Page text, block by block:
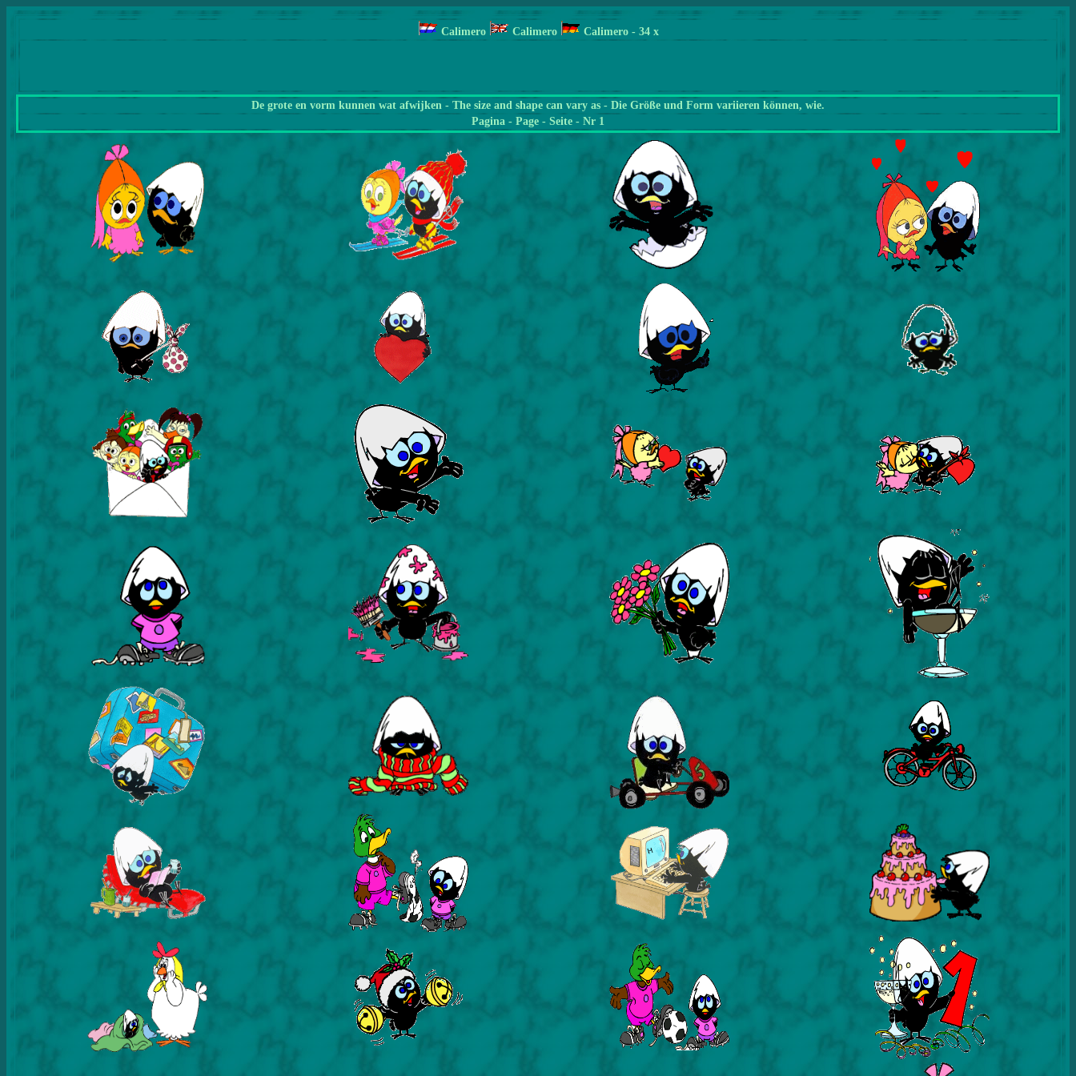
Calimero Calimero Calimero - 34 x
De grote en vorm kunnen wat afwijken - The size and shape can vary as - Die Größe und Form variieren können, wie.
Pagina - Page - Seite - Nr 1